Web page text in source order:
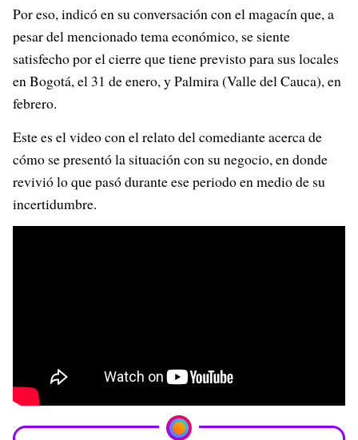
Por eso, indicó en su conversación con el magacín que, a
pesar del mencionado tema económico, se siente
satisfecho por el cierre que tiene previsto para sus locales
en Bogotá, el 31 de enero, y Palmira (Valle del Cauca), en
febrero.
Este es el video con el relato del comediante acerca de
cómo se presentó la situación con su negocio, en donde
revivió lo que pasó durante ese periodo en medio de su
incertidumbre.